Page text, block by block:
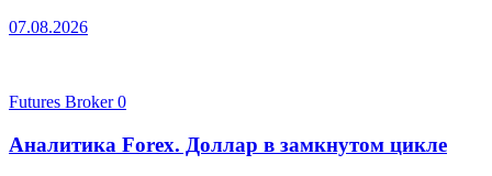
07.08.2026
Futures Broker0
Аналитика Forex. Доллар в замкнутом цикле